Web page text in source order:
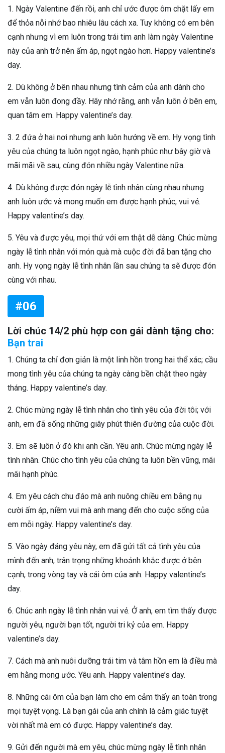
1. Ngày Valentine đến rồi, anh chỉ ước được ôm chặt lấy em
để thỏa nỗi nhớ bao nhiêu lâu cách xa. Tuy không có em bên
cạnh nhưng vì em luôn trong trái tim anh làm ngày Valentine
này của anh trở nên ấm áp, ngọt ngào hơn. Happy valentine’s
day.
2. Dù không ở bên nhau nhưng tình cảm của anh dành cho
em vẫn luôn đong đầy. Hãy nhớ rằng, anh vẫn luôn ở bên em,
quan tâm em. Happy valentine’s day.
3. 2 đứa ở hai nơi nhưng anh luôn hướng về em. Hy vọng tình
yêu của chúng ta luôn ngọt ngào, hạnh phúc như bây giờ và
mãi mãi về sau, cùng đón nhiều ngày Valentine nữa.
4. Dù không được đón ngày lễ tình nhân cùng nhau nhưng
anh luôn ước và mong muốn em được hạnh phúc, vui vẻ.
Happy valentine’s day.
5. Yêu và được yêu, mọi thứ với em thật dễ dàng. Chúc mừng
ngày lễ tình nhân với món quà mà cuộc đời đã ban tặng cho
anh. Hy vọng ngày lễ tình nhân lần sau chúng ta sẽ được đón
cùng với nhau.
#06
Lời chúc 14/2 phù hợp con gái dành tặng cho:
Bạn trai
1. Chúng ta chỉ đơn giản là một linh hồn trong hai thể xác; cầu
mong tình yêu của chúng ta ngày càng bền chặt theo ngày
tháng. Happy valentine’s day.
2. Chúc mừng ngày lễ tình nhân cho tình yêu của đời tôi; với
anh, em đã sống những giây phút thiên đường của cuộc đời.
3. Em sẽ luôn ở đó khi anh cần. Yêu anh. Chúc mừng ngày lễ
tình nhân. Chúc cho tình yêu của chúng ta luôn bền vững, mãi
mãi hạnh phúc.
4. Em yêu cách chu đáo mà anh nuông chiều em bằng nụ
cười ấm áp, niềm vui mà anh mang đến cho cuộc sống của
em mỗi ngày. Happy valentine’s day.
5. Vào ngày đáng yêu này, em đã gửi tất cả tình yêu của
mình đến anh, trân trọng những khoảnh khắc được ở bên
cạnh, trong vòng tay và cái ôm của anh. Happy valentine’s
day.
6. Chúc anh ngày lễ tình nhân vui vẻ. Ở anh, em tìm thấy được
người yêu, người bạn tốt, người tri kỷ của em. Happy
valentine’s day.
7. Cách mà anh nuôi dưỡng trái tim và tâm hồn em là điều mà
em hằng mong ước. Yêu anh. Happy valentine’s day.
8. Những cái ôm của bạn làm cho em cảm thấy an toàn trong
mọi tuyệt vọng. Là bạn gái của anh chính là cảm giác tuyệt
vời nhất mà em có được. Happy valentine’s day.
9. Gửi đến người mà em yêu, chúc mừng ngày lễ tình nhân